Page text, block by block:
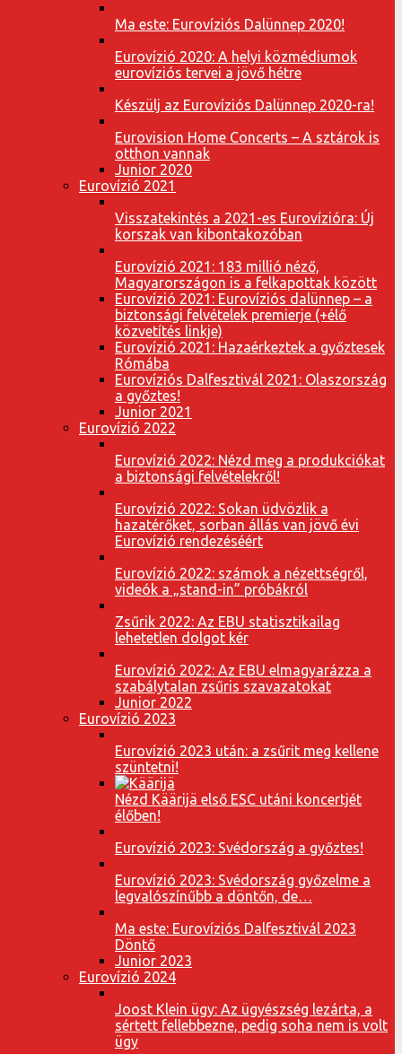
Ma este: Eurovíziós Dalünnep 2020!
Eurovízió 2020: A helyi közmédiumok
eurovíziós tervei a jövő hétre
Készülj az Eurovíziós Dalünnep 2020-ra!
Eurovision Home Concerts – A sztárok is
otthon vannak
Junior 2020
Eurovízió 2021
Visszatekintés a 2021-es Eurovízióra: Új
korszak van kibontakozóban
Eurovízió 2021: 183 millió néző,
Magyarországon is a felkapottak között
Eurovízió 2021: Eurovíziós dalünnep – a
biztonsági felvételek premierje (+élő
közvetítés linkje)
Eurovízió 2021: Hazaérkeztek a győztesek
Rómába
Eurovíziós Dalfesztivál 2021: Olaszország
a győztes!
Junior 2021
Eurovízió 2022
Eurovízió 2022: Nézd meg a produkciókat
a biztonsági felvételekről!
Eurovízió 2022: Sokan üdvözlik a
hazatérőket, sorban állás van jövő évi
Eurovízió rendezéséért
Eurovízió 2022: számok a nézettségről,
videók a „stand-in” próbákról
Zsűrik 2022: Az EBU statisztikailag
lehetetlen dolgot kér
Eurovízió 2022: Az EBU elmagyarázza a
szabálytalan zsűris szavazatokat
Junior 2022
Eurovízió 2023
Eurovízió 2023 után: a zsűrit meg kellene
szüntetni!
Nézd Käärijä első ESC utáni koncertjét
élőben!
Eurovízió 2023: Svédország a győztes!
Eurovízió 2023: Svédország győzelme a
legvalószínűbb a döntőn, de…
Ma este: Eurovíziós Dalfesztivál 2023
Döntő
Junior 2023
Eurovízió 2024
Joost Klein ügy: Az ügyészség lezárta, a
sértett fellebbezne, pedig soha nem is volt
ügy